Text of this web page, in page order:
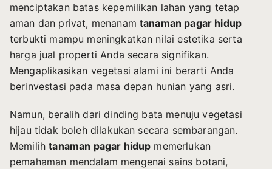
menciptakan batas kepemilikan lahan yang tetap
aman dan privat, menanamtanaman pagar hidup
terbukti mampu meningkatkan nilai estetika serta
harga jual properti Anda secara signifikan.
Mengaplikasikan vegetasi alami ini berarti Anda
berinvestasi pada masa depan hunian yang asri.
Namun, beralih dari dinding bata menuju vegetasi
hijau tidak boleh dilakukan secara sembarangan.
Memilihtanaman pagar hidup memerlukan
pemahaman mendalam mengenai sains botani,